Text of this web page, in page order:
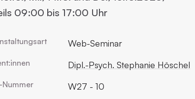
09:00 bis 17:00 Uhr
Web-Seminar
Dipl.-Psych. Stephanie Höschel
Nummer W27 - 10